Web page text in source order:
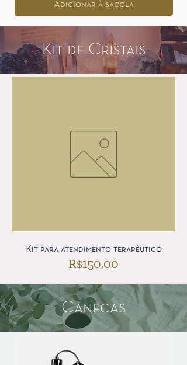
Adicionar à sacola
Kit de Cristais
Kit para atendimento terapêutico
R$150,00
Canecas